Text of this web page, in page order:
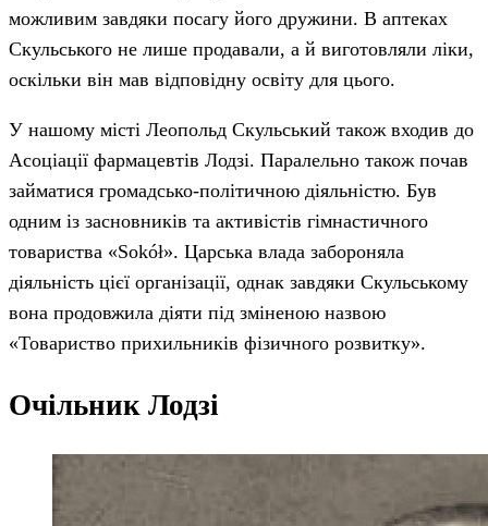
можливим завдяки посагу його дружини. В аптеках
Скульського не лише продавали, а й виготовляли ліки,
оскільки він мав відповідну освіту для цього.
У нашому місті Леопольд Скульський також входив до
Асоціації фармацевтів Лодзі. Паралельно також почав
займатися громадсько-політичною діяльністю. Був
одним із засновників та активістів гімнастичного
товариства «Sokół». Царська влада забороняла
діяльність цієї організації, однак завдяки Скульському
вона продовжила діяти під зміненою назвою
«Товариство прихильників фізичного розвитку».
Очільник Лодзі